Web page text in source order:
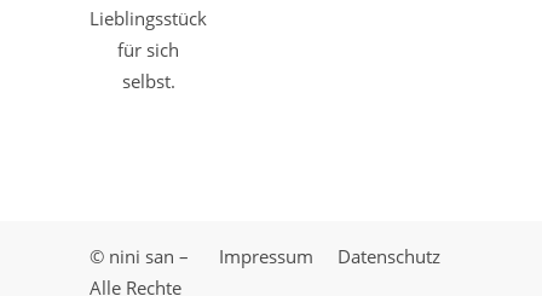
Lieblingsstück
für sich
selbst.
Datenschutz
Impressum
© nini san –
Alle Rechte